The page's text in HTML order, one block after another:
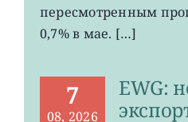
пересмотренным
0,7% в мае. […]
7
08, 2026
EWG: